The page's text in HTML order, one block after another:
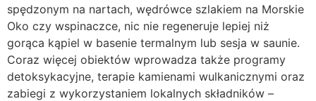
spędzonym na nartach, wędrówce szlakiem na Morskie
Oko czy wspinaczce, nic nie regeneruje lepiej niż
gorąca kąpiel w basenie termalnym lub sesja w saunie.
Coraz więcej obiektów wprowadza także programy
detoksykacyjne, terapie kamienami wulkanicznymi oraz
zabiegi z wykorzystaniem lokalnych składników –